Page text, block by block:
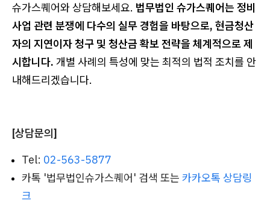
슈가스퀘어와 상담해보세요. 법무법인 슈가스퀘어는 정비
사업 관련 분쟁에 다수의 실무 경험을 바탕으로, 현금청산
자의 지연이자 청구 및 청산금 확보 전략을 체계적으로 제
시합니다. 개별 사례의 특성에 맞는 최적의 법적 조치를 안
내해드리겠습니다.
[상담문의]
Tel: 02-563-5877
카톡 '법무법인슈가스퀘어' 검색 또는 카카오톡 상담링
크